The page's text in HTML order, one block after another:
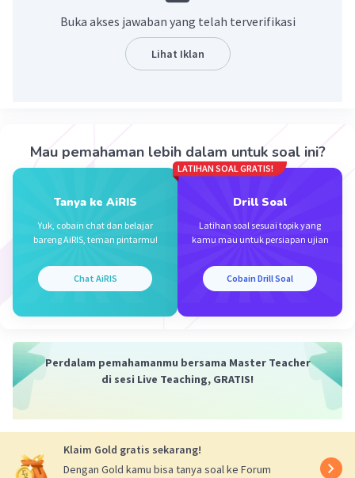
Buka akses jawaban yang telah terverifikasi
Lihat Iklan
Mau pemahaman lebih dalam untuk soal ini?
Tanya ke AiRIS
Yuk, cobain chat dan belajar
bareng AiRIS, teman pintarmu!
Chat AiRIS
LATIHAN SOAL GRATIS!
Drill Soal
Latihan soal sesuai topik yang
kamu mau untuk persiapan ujian
Cobain Drill Soal
Perdalam pemahamanmu bersama Master Teacher
di sesi Live Teaching, GRATIS!
Klaim Gold gratis sekarang!
Dengan Gold kamu bisa tanya soal ke Forum